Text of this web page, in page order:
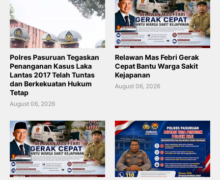
Polres Pasuruan Tegaskan
Penanganan Kasus Laka
Lantas 2017 Telah Tuntas
dan Berkekuatan Hukum
Tetap
August 06, 2026
Relawan Mas Febri Gerak
Cepat Bantu Warga Sakit
Kejapanan
August 06, 2026